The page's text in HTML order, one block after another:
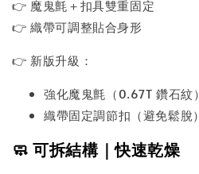
👉 魔鬼氈＋扣具雙重固定
👉 織帶可調整貼合身形
👉 新版升級：
強化魔鬼氈（0.67T 鑽石紋）
織帶固定調節扣（避免鬆脫）
🧼 可拆結構｜快速乾燥